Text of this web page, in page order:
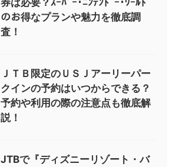
のお得なプランや魅力を徹底調
査！
ＪＴＢ限定のＵＳＪアーリーパー
クインの予約はいつからできる？
予約や利用の際の注意点も徹底解
説！
JTBで『ディズニーリゾート・バ